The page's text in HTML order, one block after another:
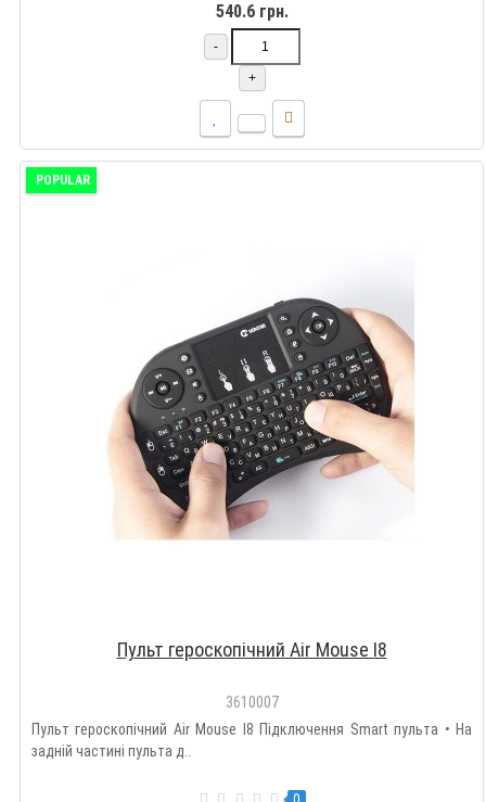
540.6 грн.
-
+
POPULAR
Пульт героскопічний Air Mouse I8
3610007
Пульт героскопічний Air Mouse I8 Підключення Smart пульта • На
задній частині пульта д..